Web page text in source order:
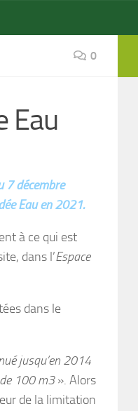
0
Eau
7 décembre
Eau en 2021.
à ce qui est
dans l’Espace
dans le
jusqu’en 2014
100 m3». Alors
de la limitation